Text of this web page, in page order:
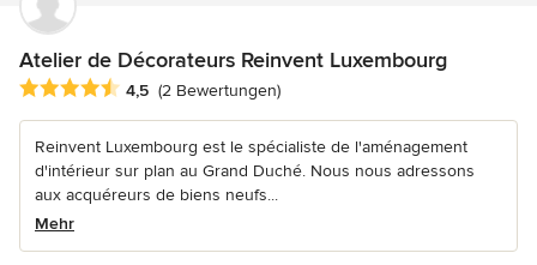
Atelier de Décorateurs Reinvent Luxembourg
Durchschnittliche Bewertung: 4.5 von 5 Sternen
4,5 (2 Bewertungen)
Reinvent Luxembourg est le spécialiste de l'aménagement
d'intérieur sur plan au Grand Duché. Nous nous adressons
aux acquéreurs de biens neufs...
Mehr